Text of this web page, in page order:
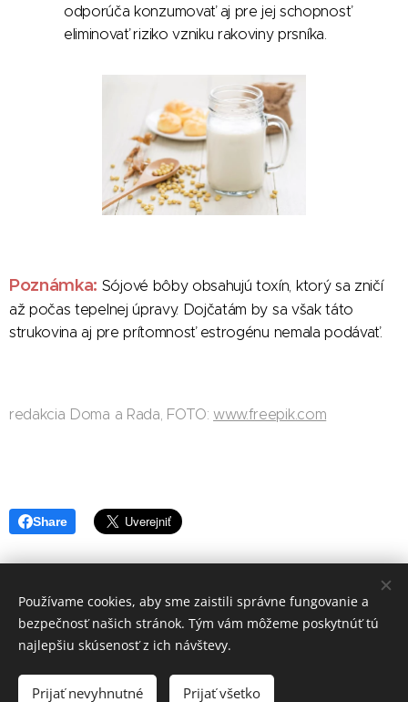
odporúča konzumovať aj pre jej schopnosť
eliminovať riziko vzniku rakoviny prsníka.
Poznámka: Sójové bôby obsahujú toxín, ktorý sa zničí
až počas tepelnej úpravy. Dojčatám by sa však táto
strukovina aj pre prítomnosť estrogénu nemala podávať.
redakcia Doma a Rada, FOTO:www.freepik.com
Share
redakcia Doma a Rada
Vytvořeno službouWebnode
Jazyky
Používame cookies, aby sme zaistili správne fungovanie a
bezpečnosť našich stránok. Tým vám môžeme poskytnúť tú
najlepšiu skúsenosť z ich návštevy.
Prijať nevyhnutné Prijať všetko